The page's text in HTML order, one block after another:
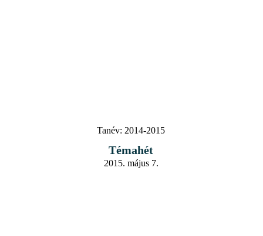
Tanév: 2014-2015
Témahét
2015. május 7.